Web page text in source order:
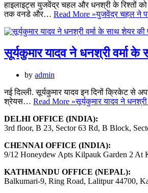
हाइलाइट्स युजवेंद्र चहल और धनश्री के रिश्तों
तक वनडे और… Read More »युजवेंद्र चहल ने
सूर्यकुमार यादव ने धनश्री वर्मा
by admin
नई दिल्ली. सूर्यकुमार यादव इन दिनों क्रिकेट से
श्रेयस… Read More »सूर्यकुमार यादव ने
DELHI OFFICE (INDIA):
3rd floor, B 23, Sector 63 Rd, B Block,
CHENNAI OFFICE (INDIA):
9/12 Honeydew Apts Kilpauk Garden 2 At
KATHMANDU OFFICE (NEPAL):
Balkumari-9, Ring Road, Lalitpur 44700,